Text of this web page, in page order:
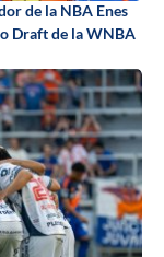
de la NBA Enes
Draft de la WNBA